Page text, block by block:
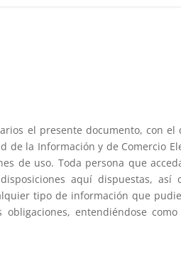
el presente documento, con
la Información y de Comercio
de uso. Toda persona que
aquí dispuestas, así
tipo de información que
entendiéndose